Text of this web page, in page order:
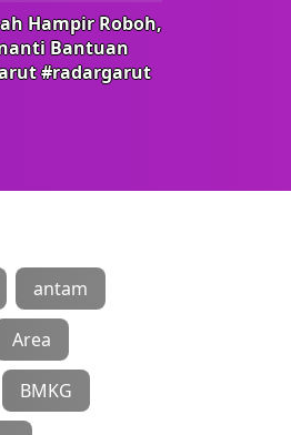
Hampir Roboh,
Bantuan
#radargarut
antam
Area
BMKG